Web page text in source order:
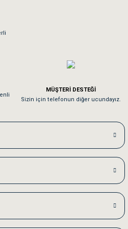
Uygun fiyatta olması iyi.
elime ulaştı. Jack russell köpeğim
onuda hemen çözdüler
MÜŞTERİ DESTEĞİ
Sizin için telefonun diğer ucundayız.